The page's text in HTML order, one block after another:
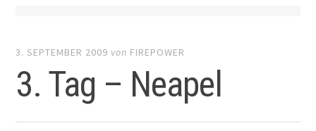
3. SEPTEMBER 2009 von FIREPOWER
3. Tag – Neapel